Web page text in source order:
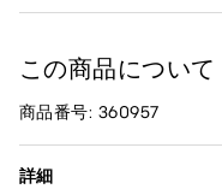
この商品について
商品番号: 360957
詳細